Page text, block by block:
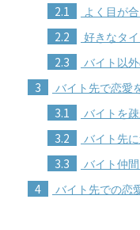
2.1 よく目が合
2.2 好きなタ
2.3 バイト以
3 バイト先で恋愛
3.1 バイトを
3.2 バイト先
3.3 バイト仲
4 バイト先での恋